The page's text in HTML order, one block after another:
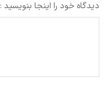
دیدگاه خود را اینجا بنویسید :